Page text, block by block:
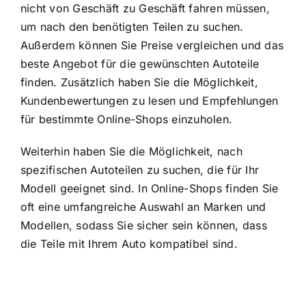
nicht von Geschäft zu Geschäft fahren müssen,
um nach den benötigten Teilen zu suchen.
Außerdem können Sie Preise vergleichen und das
beste Angebot für die gewünschten Autoteile
finden. Zusätzlich haben Sie die Möglichkeit,
Kundenbewertungen zu lesen und Empfehlungen
für bestimmte Online-Shops einzuholen.
Weiterhin haben Sie die Möglichkeit, nach
spezifischen Autoteilen zu suchen, die für Ihr
Modell geeignet sind. In Online-Shops finden Sie
oft eine umfangreiche Auswahl an Marken und
Modellen, sodass Sie sicher sein können, dass
die Teile mit Ihrem Auto kompatibel sind.